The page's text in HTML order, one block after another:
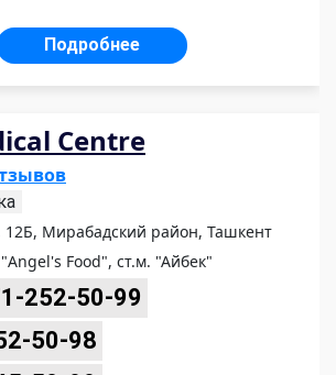
Подробнее
Centre
12Б, Мирабадский район, Ташкент
Food", ст.м. "Айбек"
252-50-99
50-98